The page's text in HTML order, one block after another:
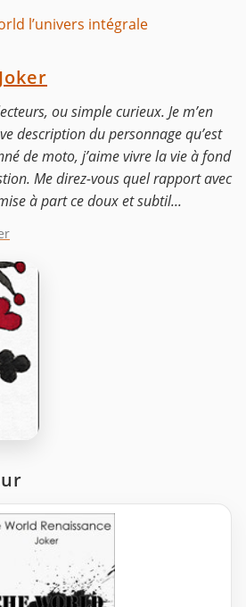
l’univers intégrale
Joker
ou simple curieux. Je m’en
description du personnage qu’est
de moto, j’aime vivre la vie à fond
Me direz-vous quel rapport avec
à part ce doux et subtil...